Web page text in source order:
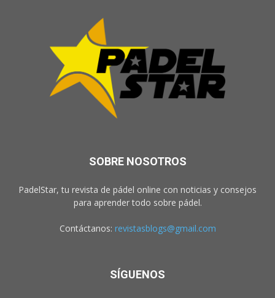
SOBRE NOSOTROS
PadelStar, tu revista de pádel online con noticias y consejos
para aprender todo sobre pádel.
Contáctanos: revistasblogs@gmail.com
SÍGUENOS